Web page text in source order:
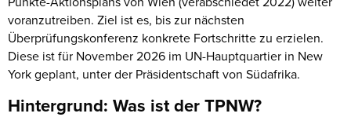
voranzutreiben. Ziel ist es, bis zur nächsten
Überprüfungskonferenz konkrete Fortschritte zu erzielen.
Diese ist für November 2026 im UN-Hauptquartier in New
York geplant, unter der Präsidentschaft von Südafrika.
Hintergrund: Was ist der TPNW?